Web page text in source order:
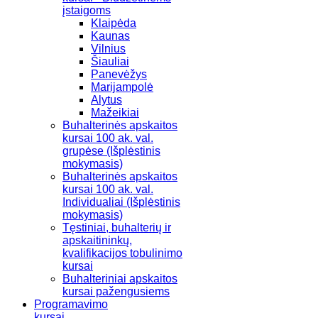
įstaigoms
Klaipėda
Kaunas
Vilnius
Šiauliai
Panevėžys
Marijampolė
Alytus
Mažeikiai
Buhalterinės apskaitos
kursai 100 ak. val.
grupėse (Išplėstinis
mokymasis)
Buhalterinės apskaitos
kursai 100 ak. val.
Individualiai (Išplėstinis
mokymasis)
Tęstiniai, buhalterių ir
apskaitininkų,
kvalifikacijos tobulinimo
kursai
Buhalteriniai apskaitos
kursai pažengusiems
Programavimo